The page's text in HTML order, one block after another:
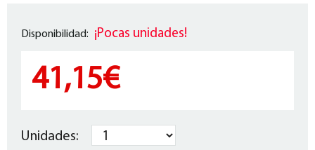
Disponibilidad: ¡Pocas unidades!
41,15€
Unidades: